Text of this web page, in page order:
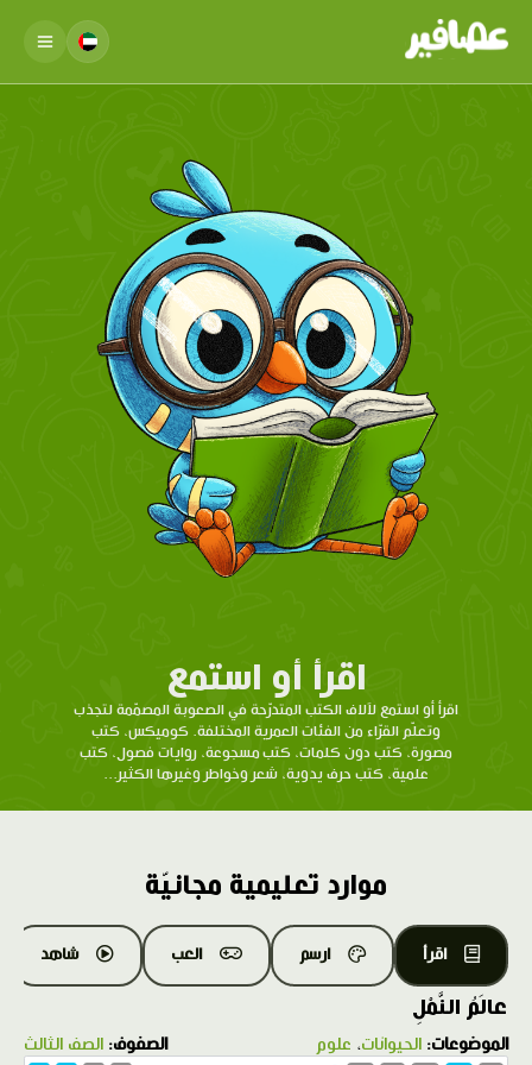
اقرأ أو استمع
اقرأ أو استمع لآلاف الكتب المتدرّحة في الصعوبة المصمّمة لتجذب
وتعلّم القرّاء من الفئات العمرية المختلفة. كوميكس، كتب
مصورة، كتب دون كلمات، كتب مسجوعة، روايات فصول، كتب
علمية، كتب حرف يدوية، شعر وخواطر وغيرها الكثير...
موارد تعليمية مجانيّة
اقرأ ارسم العب شاهد
عالَمُ النَّمْلِ
الموضوعات: الحيوانات، علوم الصفوف: الصف الثالث